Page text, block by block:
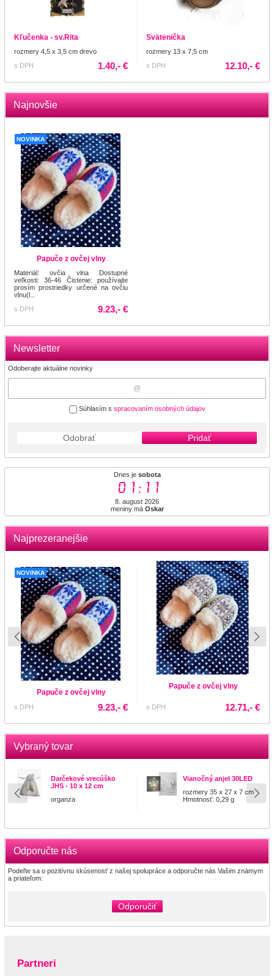
Newsletter
Odoberajte aktuálne novinky
Súhlasím s spracovaním osobných údajov
Odobrať Pridať
Dnes je sobota
01:11
8. august 2026
meniny má Oskar
Najprezeranejšie
NOVINKA
Papuče z ovčej vlny
s DPH 9.23,- €
Papuče z ovčej vlny
s DPH 12.71,- €
Vybraný tovar
Darčekové vrecúško
JHS - 10 x 12 cm
organza
Vianočný anjel 30LED
rozmery 35 x 27 x 7 cm
Hmotnosť: 0,29 g
Odporučte nás
Podeľte sa o pozitívnu skúsenosť z našej spolupráce a odporučte nás Vašim známym
a priateľom:
Odporučiť
Kľučenka - sv.Rita
rozmery 4,5 x 3,5 cm drevo
s DPH
1.40,- €
Svätenička
rozmery 13 x 7,5 cm
s DPH
12.10,- €
Najnovšie
NOVINKA
Papuče z ovčej vlny
Materiál: ovčia vlna Dostupné
veľkosti: 36-46 Čistenie: používajte
prosím prostriedky určené na ovčiu
vlnu(l...
s DPH
9.23,- €
Partneri